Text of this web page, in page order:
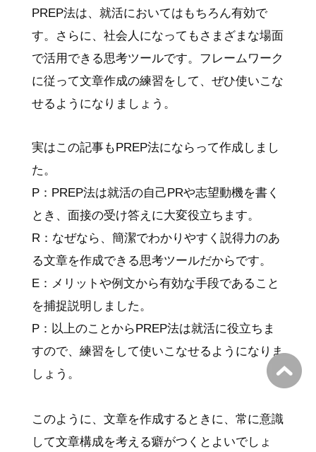
PREP法は、就活においてはもちろん有効で
す。さらに、社会人になってもさまざまな場面
で活用できる思考ツールです。フレームワーク
に従って文章作成の練習をして、ぜひ使いこな
せるようになりましょう。
実はこの記事もPREP法にならって作成しまし
た。
P：PREP法は就活の自己PRや志望動機を書く
とき、面接の受け答えに大変役立ちます。
R：なぜなら、簡潔でわかりやすく説得力のあ
る文章を作成できる思考ツールだからです。
E：メリットや例文から有効な手段であること
を捕捉説明しました。
P：以上のことからPREP法は就活に役立ちま
すので、練習をして使いこなせるようになりま
しょう。
このように、文章を作成するときに、常に意識
して文章構成を考える癖がつくとよいでしょ